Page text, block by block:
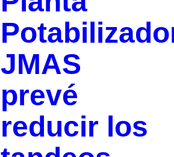
JMAS
prevé
reducir los